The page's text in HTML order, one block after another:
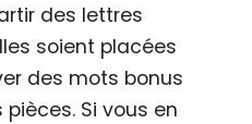
des lettres
soient placées
des mots bonus
Si vous en